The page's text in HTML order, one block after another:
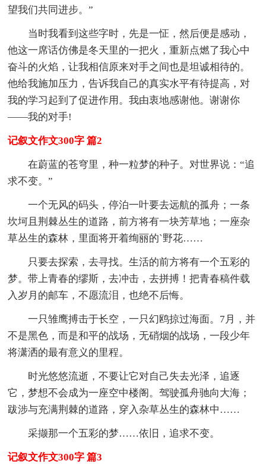
望我们共同进步。”
当时我看到这些字时，先是一怔，然后便是感动，
他这一席话仿佛是冬天里的一把火，重新点燃了我心中
奋斗的火焰，让我相信原来对手之间也是坦诚相待的。
他给我施加压力，告诉我自己的真实水平有待提高，对
我的学习起到了促进作用。我由衷地感谢他。谢谢你
——我的对手!
记叙文作文300字 篇2
在蔚蓝的苍穹里，种一粒梦的种子。对世界说：“追
求不变。”
一个无风的码头，停泊一叶要去远航的孤舟；一条
坎坷且荆棘丛生的道路，前方将有一块芳草地；一座杂
草丛生的森林，里面将开着绚丽的`野花……
只要去探索，去寻找。生活的前方将有一个五彩的
梦。带上青春的缪斯，去冲击，去拼搏！把青春稿件载
入岁月的邮车，不愿流泪，也绝不后悔。
一只雏鹰搏击于长空，一只幻鸥掠过海面。7月，并
不是黑色，而是和平的战场，无硝烟的战场，一段少年
将潇洒的最有意义的里程。
时光悠悠流逝，不要让它对自己失去光泽，追逐
它，梦想不会成为一座空中楼阁。驾驶孤舟驰向大海；
跋涉与充满荆棘的道路，穿入杂草丛生的森林中……
采撷那一个五彩的梦……依旧，追求不变。
记叙文作文300字 篇3